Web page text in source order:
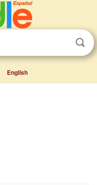
English